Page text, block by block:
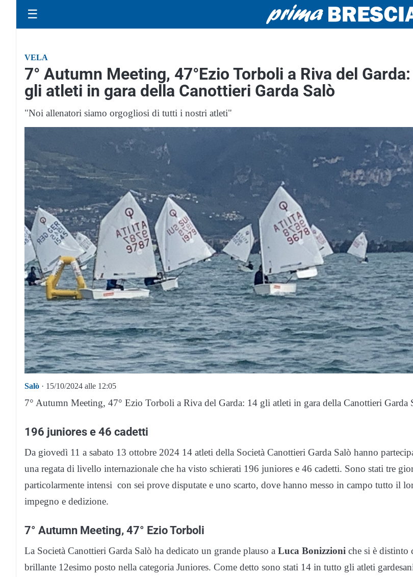
☰
VELA
7° Autumn Meeting, 47°Ezio Torboli a Riva del
gli atleti in gara della Canottieri Garda Salò
"Noi allenatori siamo orgogliosi di tutti i nostri atleti"
Salò · 15/10/2024 alle 12:05
7° Autumn Meeting, 47° Ezio Torboli a Riva del Garda: 14 gli atleti in gara della Canottieri Garda
196 juniores e 46 cadetti
Da giovedì 11 a sabato 13 ottobre 2024 14 atleti della Società Canottieri Garda Salò hanno
una regata di livello internazionale che ha visto schierati 196 juniores e 46 cadetti. Sono stati tre
particolarmente intensi con sei prove disputate e uno scarto, dove hanno messo in campo tutto il
impegno e dedizione.
7° Autumn Meeting, 47° Ezio Torboli
La Società Canottieri Garda Salò ha dedicato un grande plauso a Luca Bonizzioni che si è distinto
brillante 12esimo posto nella categoria Juniores. Come detto sono stati 14 in tutto gli atleti